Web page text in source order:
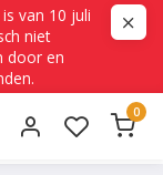
van 10 juli
niet
door en
0